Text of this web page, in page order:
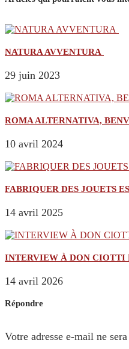
NATURA AVVENTURA
29 juin 2023
ROMA ALTERNATIVA,
10 avril 2024
FABRIQUER DES JOUETS
14 avril 2025
INTERVIEW À DON CIOTTI
14 avril 2026
Répondre
Votre adresse e-mail ne